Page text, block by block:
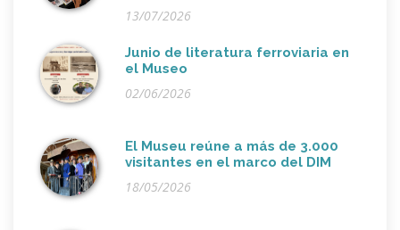
13/07/2026
Junio de literatura ferroviaria en
el Museo
02/06/2026
El Museu reúne a más de 3.000
visitantes en el marco del DIM
18/05/2026